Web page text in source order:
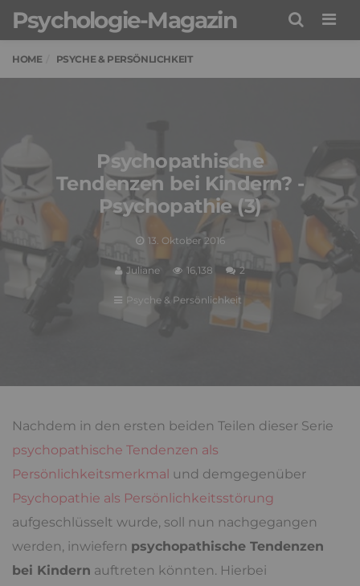
Psychologie-Magazin
HOME PSYCHE & PERSÖNLICHKEIT
Psychopathische
Tendenzen bei Kindern? -
Psychopathie (3)
13. Oktober 2016
Juliane 16,138 2
Psyche & Persönlichkeit
Nachdem in den ersten beiden Teilen dieser Serie
psychopathische Tendenzen als
Persönlichkeitsmerkmal und demgegenüber
Psychopathie als Persönlichkeitsstörung
aufgeschlüsselt wurde, soll nun nachgegangen
werden, inwiefern psychopathische Tendenzen
bei Kindern auftreten könnten. Hierbei